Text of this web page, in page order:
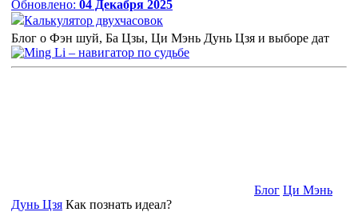
Обновлено: 04 Декабря 2025
Калькулятор двухчасовок
Блог о Фэн шуй, Ба Цзы, Ци Мэнь Дунь Цзя и выборе дат
Блог Ци Мэнь
Дунь Цзя Как познать идеал?